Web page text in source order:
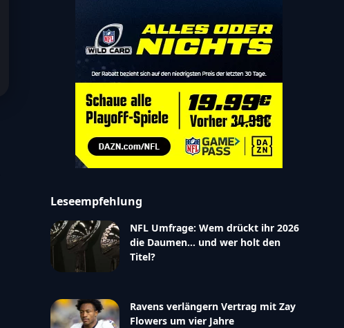
Leseempfehlung
NFL Umfrage: Wem drückt ihr 2026
die Daumen… und wer holt den
Titel?
Ravens verlängern Vertrag mit Zay
Flowers um vier Jahre